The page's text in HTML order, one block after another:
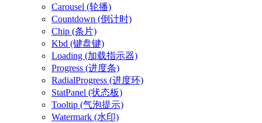
Carousel (轮播)
Countdown (倒计时)
Chip (条片)
Kbd (键盘键)
Loading (加载指示器)
Progress (进度条)
RadialProgress (进度环)
StatPanel (状态板)
Tooltip (气泡提示)
Watermark (水印)